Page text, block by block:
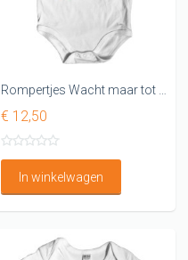
€ 12,50
In winkelwagen